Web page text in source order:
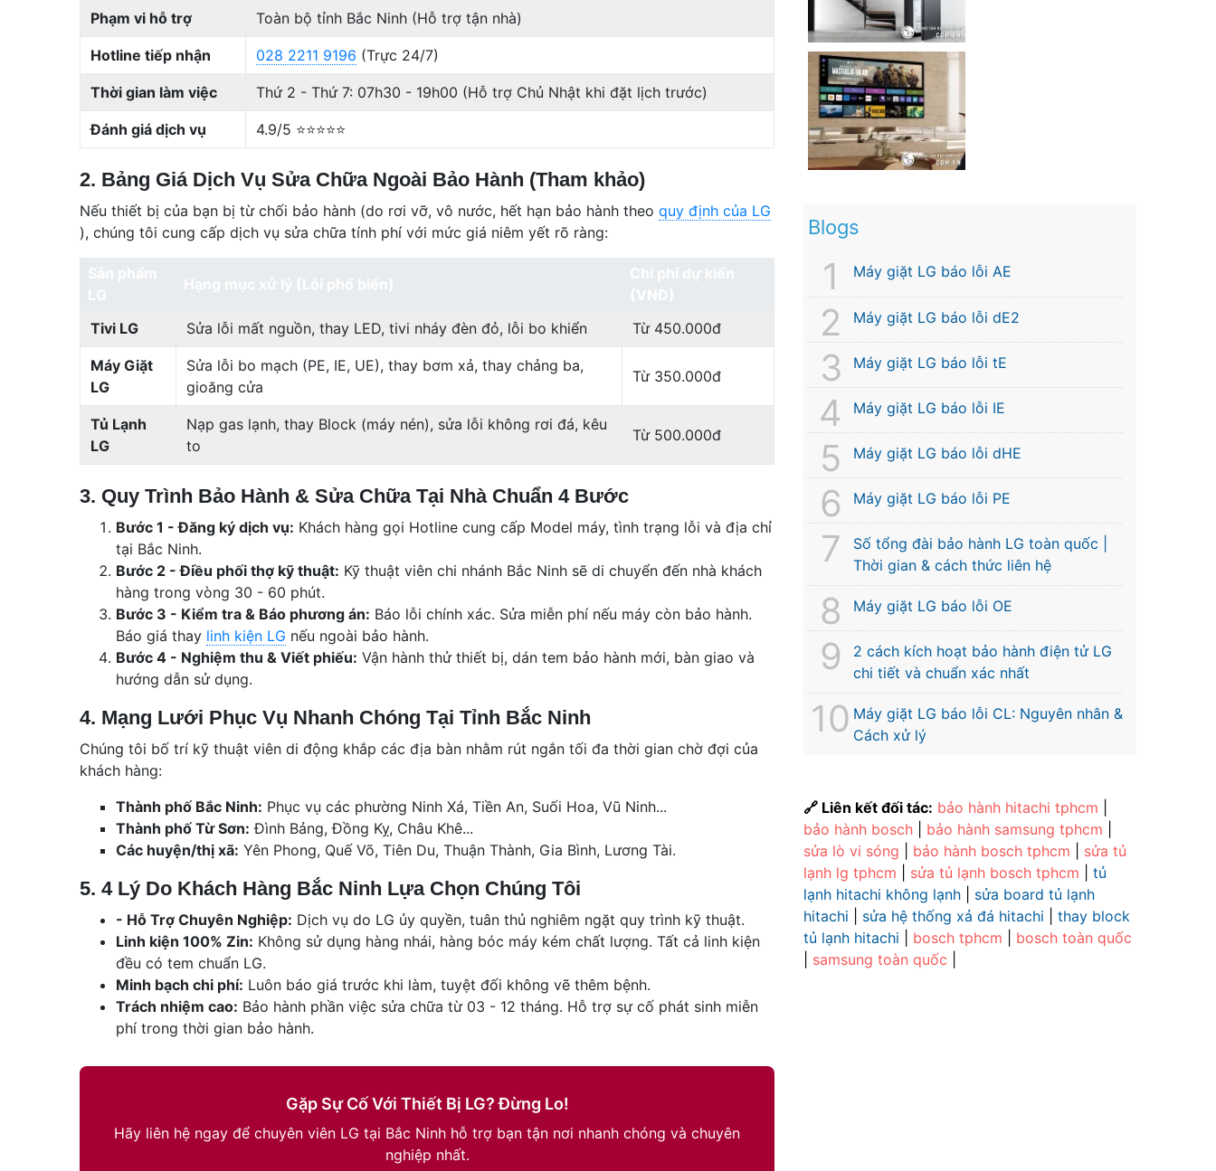
Phạm vi hỗ trợ
Toàn bộ tỉnh Bắc Ninh (Hỗ trợ tận nhà)
Hotline tiếp nhận 028 2211 9196 (Trực 24/7)
Thời gian làm việc Thứ 2 - Thứ 7: 07h30 - 19h00 (Hỗ trợ Chủ Nhật khi đặt lịch trước)
Đánh giá dịch vụ 4.9/5 ⭐⭐⭐⭐⭐
2. Bảng Giá Dịch Vụ Sửa Chữa Ngoài Bảo Hành (Tham khảo)
Nếu thiết bị của bạn bị từ chối bảo hành (do rơi vỡ, vô nước, hết hạn bảo hành theo quy định của LG
), chúng tôi cung cấp dịch vụ sửa chữa tính phí với mức giá niêm yết rõ ràng:
Tivi LG
Sửa lỗi mất nguồn, thay LED, tivi nháy đèn đỏ, lỗi bo khiển Từ 450.000đ
Máy Giặt
LG
Sửa lỗi bo mạch (PE, IE, UE), thay bơm xả, thay chảng ba,
gioăng cửa
Từ 350.000đ
Tủ Lạnh
LG
Nạp gas lạnh, thay Block (máy nén), sửa lỗi không rơi đá, kêu
to
Từ 500.000đ
3. Quy Trình Bảo Hành & Sửa Chữa Tại Nhà Chuẩn 4 Bước
Bước 1 - Đăng ký dịch vụ: Khách hàng gọi Hotline cung cấp Model máy, tình trạng lỗi và địa chỉ
tại Bắc Ninh.
Bước 2 - Điều phối thợ kỹ thuật: Kỹ thuật viên chi nhánh Bắc Ninh sẽ di chuyển đến nhà khách
hàng trong vòng 30 - 60 phút.
Bước 3 - Kiểm tra & Báo phương án: Báo lỗi chính xác. Sửa miễn phí nếu máy còn bảo hành.
Báo giá thay linh kiện LG nếu ngoài bảo hành.
Bước 4 - Nghiệm thu & Viết phiếu: Vận hành thử thiết bị, dán tem bảo hành mới, bàn giao và
hướng dẫn sử dụng.
4. Mạng Lưới Phục Vụ Nhanh Chóng Tại Tỉnh Bắc Ninh
Chúng tôi bố trí kỹ thuật viên di động khắp các địa bàn nhằm rút ngắn tối đa thời gian chờ đợi của
khách hàng:
Thành phố Bắc Ninh: Phục vụ các phường Ninh Xá, Tiền An, Suối Hoa, Vũ Ninh...
Thành phố Từ Sơn: Đình Bảng, Đồng Kỵ, Châu Khê...
Các huyện/thị xã: Yên Phong, Quế Võ, Tiên Du, Thuận Thành, Gia Bình, Lương Tài.
5. 4 Lý Do Khách Hàng Bắc Ninh Lựa Chọn Chúng Tôi
- Hỗ Trợ Chuyên Nghiệp: Dịch vụ do LG ủy quyền, tuân thủ nghiêm ngặt quy trình kỹ thuật.
Linh kiện 100% Zin: Không sử dụng hàng nhái, hàng bóc máy kém chất lượng. Tất cả linh kiện
đều có tem chuẩn LG.
Minh bạch chi phí: Luôn báo giá trước khi làm, tuyệt đối không vẽ thêm bệnh.
Trách nhiệm cao: Bảo hành phần việc sửa chữa từ 03 - 12 tháng. Hỗ trợ sự cố phát sinh miễn
phí trong thời gian bảo hành.
Gặp Sự Cố Với Thiết Bị LG? Đừng Lo!
Hãy liên hệ ngay để chuyên viên LG tại Bắc Ninh hỗ trợ bạn tận nơi nhanh chóng và chuyên
nghiệp nhất.
Blogs
Máy giặt LG báo lỗi AE
Máy giặt LG báo lỗi dE2
Máy giặt LG báo lỗi tE
Máy giặt LG báo lỗi IE
Máy giặt LG báo lỗi dHE
Máy giặt LG báo lỗi PE
Số tổng đài bảo hành LG toàn quốc |
Thời gian & cách thức liên hệ
Máy giặt LG báo lỗi OE
2 cách kích hoạt bảo hành điện tử LG
chi tiết và chuẩn xác nhất
Máy giặt LG báo lỗi CL: Nguyên nhân &
Cách xử lý
🔗 Liên kết đối tác: bảo hành hitachi tphcm
bảo hành bosch
bảo hành samsung tphcm
sửa lò vi sóng
bảo hành bosch tphcm
sửa tủ
lạnh lg tphcm
sửa tủ lạnh bosch tphcm
tủ
lạnh hitachi không lạnh
sửa board tủ lạnh
hitachi
sửa hệ thống xả đá hitachi
thay block
tủ lạnh hitachi
bosch tphcm
bosch toàn quốc
samsung toàn quốc